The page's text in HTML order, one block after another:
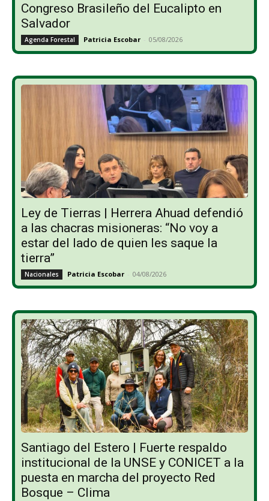
Congreso Brasileño del Eucalipto en
Salvador
Agenda Forestal Patricia Escobar - 05/08/2026
Ley de Tierras | Herrera Ahuad defendió
a las chacras misioneras: “No voy a
estar del lado de quien les saque la
tierra”
Nacionales Patricia Escobar - 04/08/2026
Santiago del Estero | Fuerte respaldo
institucional de la UNSE y CONICET a la
puesta en marcha del proyecto Red
Bosque – Clima